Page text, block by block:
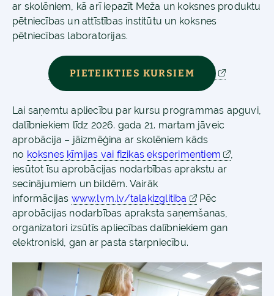
ar skolēniem, kā arī iepazīt Meža un koksnes produktu
pētniecības un attīstības institūtu un koksnes
pētniecības laboratorijas.
PIETEIKTIES KURSIEM
Lai saņemtu apliecību par kursu programmas apguvi,
dalībniekiem līdz 2026. gada 21. martam jāveic
aprobācija – jāizmēģina ar skolēniem kāds
no koksnes ķīmijas vai fizikas eksperimentiem
,
iesūtot īsu aprobācijas nodarbības aprakstu ar
secinājumiem un bildēm. Vairāk
informācijas www.lvm.lv/talakizglitiba
Pēc
aprobācijas nodarbības apraksta saņemšanas,
organizatori izsūtīs apliecības dalībniekiem gan
elektroniski, gan ar pasta starpniecību.